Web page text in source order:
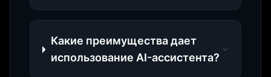
Какие преимущества дает
использование AI-ассистента?